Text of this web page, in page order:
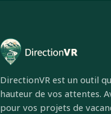
DirectionVR est un outil
hauteur de vos attentes.
pour vos projets de